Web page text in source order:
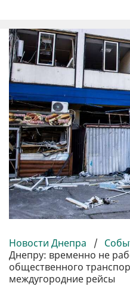
Новости Днепра /
Днепру: временно не
общественного
междугородние рейсы